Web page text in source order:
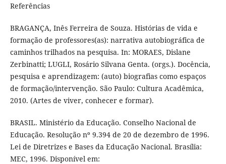
Referências
BRAGANÇA, Inês Ferreira de Souza. Histórias de vida e
formação de professores(as): narrativa autobiográfica de
caminhos trilhados na pesquisa. In: MORAES, Dislane
Zerbinatti; LUGLI, Rosário Silvana Genta. (orgs.). Docência,
pesquisa e aprendizagem: (auto) biografias como espaços
de formação/intervenção. São Paulo: Cultura Acadêmica,
2010. (Artes de viver, conhecer e formar).
BRASIL. Ministério da Educação. Conselho Nacional de
Educação. Resolução nº 9.394 de 20 de dezembro de 1996.
Lei de Diretrizes e Bases da Educação Nacional. Brasília:
MEC, 1996. Disponível em: